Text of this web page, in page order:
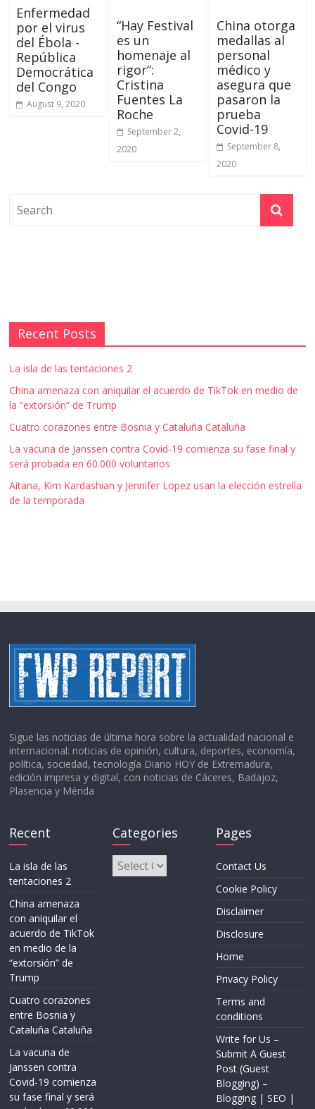
Enfermedad
por el virus
del Ébola -
República
Democrática
del Congo
August 9, 2020
“Hay Festival
es un
homenaje al
rigor”:
Cristina
Fuentes La
Roche
September 2,
2020
China otorga
medallas al
personal
médico y
asegura que
pasaron la
prueba
Covid-19
September 8,
2020
Recent Posts
La isla de las tentaciones 2
China amenaza con aniquilar el acuerdo de TikTok en medio de
la “extorsión” de Trump
Cuatro corazones entre Bosnia y Cataluña Cataluña
La vacuna de Janssen contra Covid-19 comienza su fase final y
será probada en 60.000 voluntarios
Aitana, Kim Kardashian y Jennifer Lopez usan la elección estrella
de la temporada
Sigue las noticias de última hora sobre la actualidad nacional e
internacional: noticias de opinión, cultura, deportes, economía,
política, sociedad, tecnología Diario HOY de Extremadura,
edición impresa y digital, con noticias de Cáceres, Badajoz,
Plasencia y Mérida
Recent
La isla de las
tentaciones 2
China amenaza
con aniquilar el
acuerdo de TikTok
en medio de la
“extorsión” de
Trump
Cuatro corazones
entre Bosnia y
Cataluña Cataluña
La vacuna de
Janssen contra
Covid-19 comienza
su fase final y será
Categories
Categories
Pages
Contact Us
Cookie Policy
Disclaimer
Disclosure
Home
Privacy Policy
Terms and
conditions
Write for Us –
Submit A Guest
Post (Guest
Blogging) –
Blogging | SEO |